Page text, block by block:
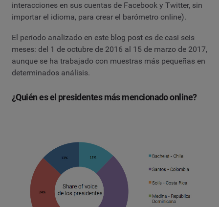
interacciones en sus cuentas de Facebook y Twitter, sin
importar el idioma, para crear el barómetro online).
El período analizado en este blog post es de casi seis
meses: del 1 de octubre de 2016 al 15 de marzo de 2017,
aunque se ha trabajado con muestras más pequeñas en
determinados análisis.
¿Quién es el presidentes más mencionado online?